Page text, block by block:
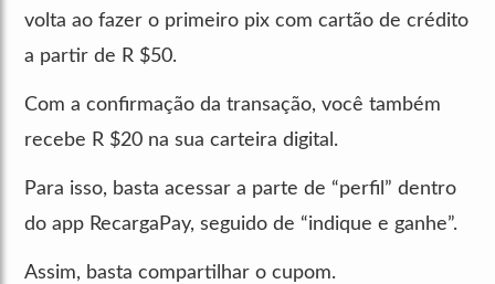
volta ao fazer o primeiro pix com cartão de crédito
a partir de R $50.
Com a confirmação da transação, você também
recebe R $20 na sua carteira digital.
Para isso, basta acessar a parte de “perfil” dentro
do app RecargaPay, seguido de “indique e ganhe”.
Assim, basta compartilhar o cupom.